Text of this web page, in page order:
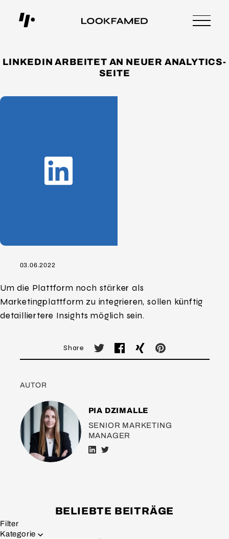
LINKEDIN ARBEITET AN NEUER ANALYTICS-
SEITE
03.06.2022
Um die Plattform noch stärker als
Marketingplattform zu integrieren, sollen künftig
detailliertere Insights möglich sein.
Share
AUTOR
PIA DZIMALLE
SENIOR MARKETING
MANAGER
BELIEBTE BEITRÄGE
Filter
Kategorie